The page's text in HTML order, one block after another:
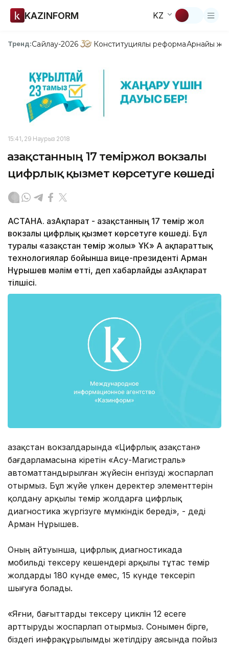
KAZINFORM KZ
Тренд:Сайлау-2026 Конституциялық реформаАрнайы
15:41, 29 Наурыз 2018
Қазақстанның 17 теміржол вокзалы
цифрлық қызмет көрсетуге көшеді
АСТАНА. ҚазАқпарат - Қазақстанның 17 темір жол
вокзалы цифрлық қызмет көрсетуге көшеді. Бұл
туралы «Қазақстан темір жолы» ҰК» АҚ ақпараттық
технологиялар бойынша вице-президенті Арман
Нұрышев мәлім етті, деп хабарлайды ҚазАқпарат
тілшісі.
Қазақстан вокзалдарында «Цифрлық Қазақстан»
бағдарламасына кіретін «Асу-Магистраль»
автоматтандырылған жүйесін енгізуді жоспарлап
отырмыз. Бұл жүйе үлкен деректер элементтерін
қолдану арқылы темір жолдарға цифрлық
диагностика жүргізуге мүмкіндік береді», - деді
Арман Нұрышев.
Оның айтуынша, цифрлық диагностикада
мобильді тексеру кешендері арқылы тұтас темір
жолдарды 180 күнде емес, 15 күнде тексеріп
шығуға болады.
«Яғни, бағыттарды тексеру циклін 12 есеге
арттыруды жоспарлап отырмыз. Сонымен бірге,
біздегі инфрақұрылымды жетілдіру аясында пойыз